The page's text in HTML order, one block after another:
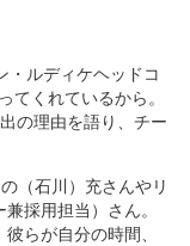
ルディケヘッドコ
てくれているから。
の理由を語り、チー
（石川）充さんやリ
採用担当）さん。
らが自分の時間、